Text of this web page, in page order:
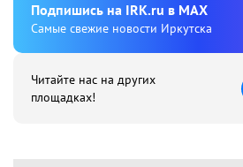
Подпишиcь на IRK.ru в MAX
Cамые свежие новости Иркутска
Читайте нас на других
площадках!